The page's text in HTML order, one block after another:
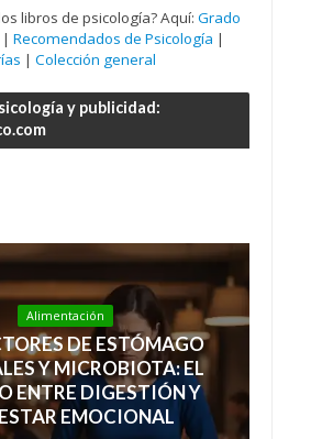
libros de psicología? Aquí: Grado
| Recomendados de Psicología |
| Colección general
y publicidad:
Alimentación
DE ESTÓMAGO
Y MICROBIOTA: EL
ENTRE DIGESTIÓN Y
EMOCIONAL